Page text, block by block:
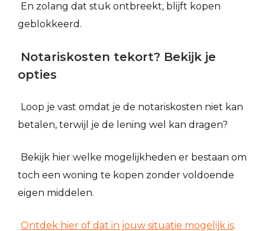
En zolang dat stuk ontbreekt, blijft kopen
geblokkeerd.
Notariskosten tekort? Bekijk je
opties
Loop je vast omdat je de notariskosten niet kan
betalen, terwijl je de lening wel kan dragen?
Bekijk hier welke mogelijkheden er bestaan om
toch een woning te kopen zonder voldoende
eigen middelen.
Ontdek hier of dat in jouw situatie mogelijk is.